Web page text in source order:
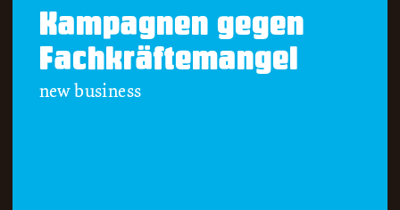
Kampagnen gegen
Fachkräftemangel
new business